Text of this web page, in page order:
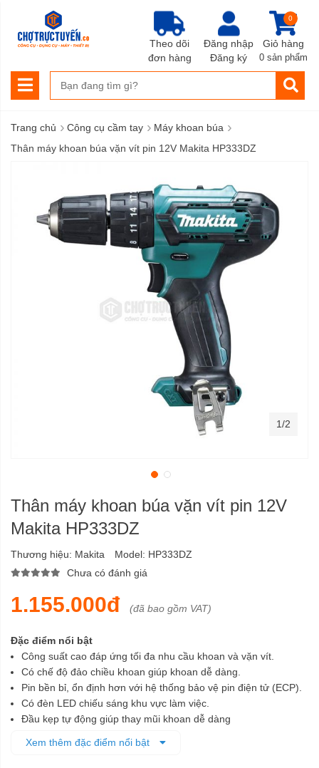
Đăng nhập
Đăng ký
Giỏ hàng
0
0 sản phẩm
Theo dõi
đơn hàng
Trang chủ › Công cụ cầm tay › Máy khoan búa ›
Thân máy khoan búa vặn vít pin 12V Makita HP333DZ
Thân máy khoan búa vặn vít pin 12V
Makita HP333DZ
Thương hiệu: Makita Model: HP333DZ
Chưa có đánh giá
1.155.000đ (đã bao gồm VAT)
Đặc điểm nổi bật
Công suất cao đáp ứng tối đa nhu cầu khoan và vặn vít.
Có chế độ đảo chiều khoan giúp khoan dễ dàng.
Pin bền bỉ, ổn định hơn với hệ thống bảo vệ pin điện tử (ECP).
Có đèn LED chiếu sáng khu vực làm việc.
Đầu kẹp tự động giúp thay mũi khoan dễ dàng
Xem thêm đặc điểm nổi bật
1/2